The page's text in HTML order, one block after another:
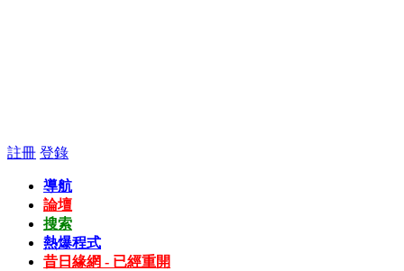
註冊 登錄
導航
論壇
搜索
熱爆程式
昔日緣網 - 已經重開